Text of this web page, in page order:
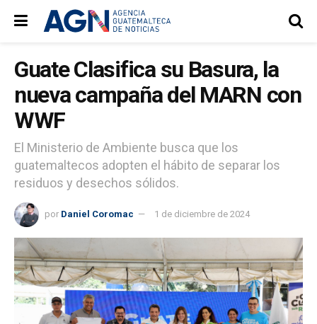
Guate Clasifica su Basura, la
nueva campaña del MARN con
WWF
El Ministerio de Ambiente busca que los
guatemaltecos adopten el hábito de separar los
residuos y desechos sólidos.
por Daniel Coromac 1 de diciembre de 2024